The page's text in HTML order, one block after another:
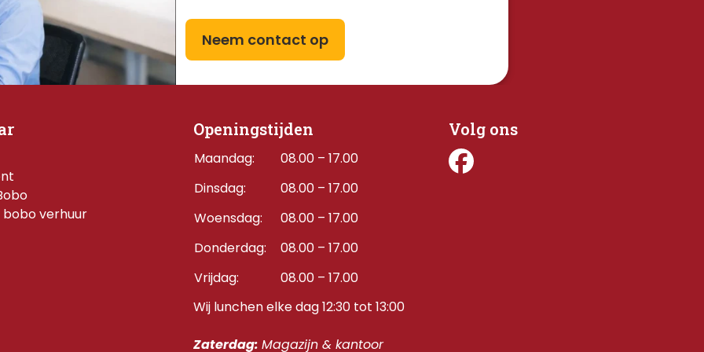
Neem contact op
verhuur
Openingstijden
Maandag:
08.00 – 17.00
Dinsdag:
08.00 – 17.00
Woensdag:
08.00 – 17.00
Donderdag: 08.00 – 17.00
Vrijdag:
08.00 – 17.00
Wij lunchen elke dag 12:30 tot 13:00
Zaterdag: Magazijn & kantoor
Volg ons